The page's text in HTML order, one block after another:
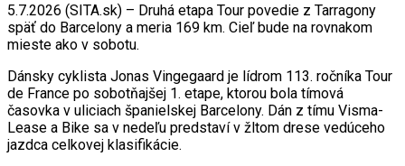
5.7.2026 (SITA.sk) – Druhá etapa Tour povedie z Tarragony
späť do Barcelony a meria 169 km. Cieľ bude na rovnakom
mieste ako v sobotu.
Dánsky cyklista Jonas Vingegaard je lídrom 113. ročníka Tour
de France po sobotňajšej 1. etape, ktorou bola tímová
časovka v uliciach španielskej Barcelony. Dán z tímu Visma-
Lease a Bike sa v nedeľu predstaví v žltom drese vedúceho
jazdca celkovej klasifikácie.